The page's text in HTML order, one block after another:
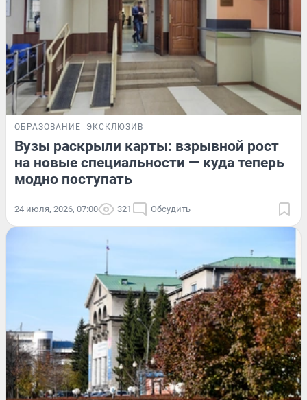
ОБРАЗОВАНИЕ ЭКСКЛЮЗИВ
Вузы раскрыли карты: взрывной рост
на новые специальности — куда теперь
модно поступать
24 июля, 2026, 07:00 321 Обсудить